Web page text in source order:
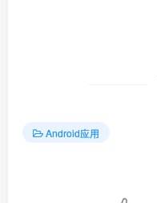
Android应用